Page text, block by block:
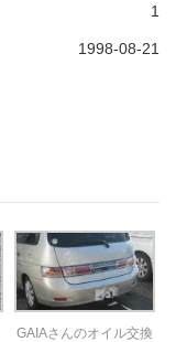
1
1998-08-21
GAIAさんのオイル交換